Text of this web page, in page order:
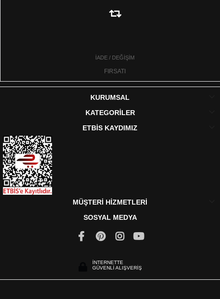
İADE / DEĞİŞİM
FIRSATI
KURUMSAL
KATEGORİLER
ETBİS KAYDIMIZ
MÜŞTERİ HİZMETLERİ
SOSYAL MEDYA
İNTERNETTE
GÜVENLİ ALIŞVERİŞ